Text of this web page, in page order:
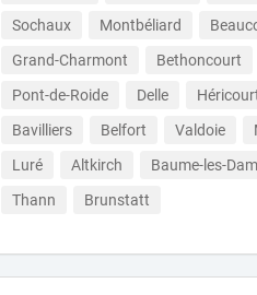
Sochaux
Montbéliard
Grand-Charmont
Bethoncourt
Pont-de-Roide
Delle
Bavilliers
Belfort Valdoie
Luré
Altkirch
Baume-les-
Thann
Brunstatt